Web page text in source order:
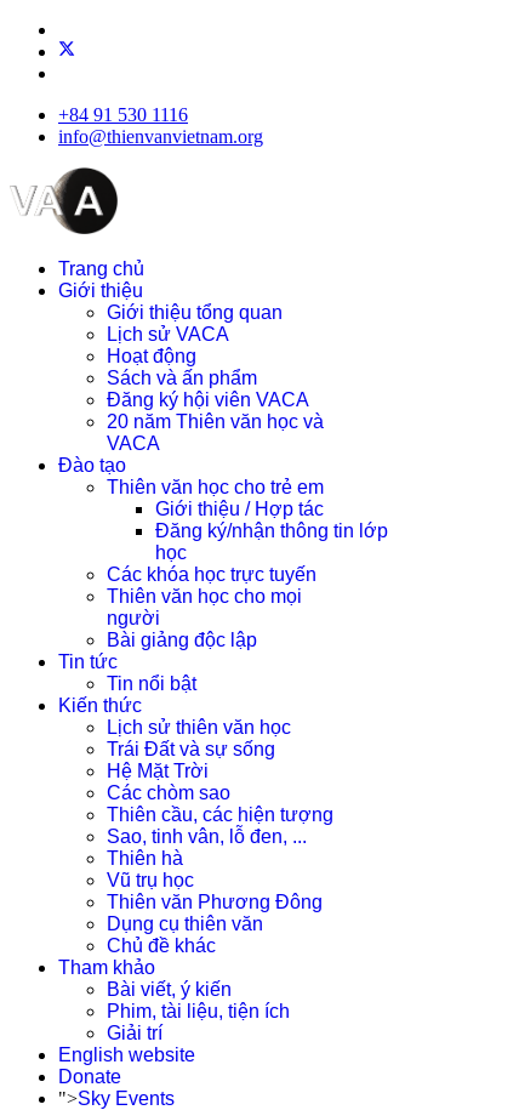
+84 91 530 1116
info@thienvanvietnam.org
Trang chủ
Giới thiệu
Giới thiệu tổng quan
Lịch sử VACA
Hoạt động
Sách và ấn phẩm
Đăng ký hội viên VACA
20 năm Thiên văn học và
VACA
Đào tạo
Thiên văn học cho trẻ em
Giới thiệu / Hợp tác
Đăng ký/nhận thông tin lớp
học
Các khóa học trực tuyến
Thiên văn học cho mọi
người
Bài giảng độc lập
Tin tức
Tin nổi bật
Kiến thức
Lịch sử thiên văn học
Trái Đất và sự sống
Hệ Mặt Trời
Các chòm sao
Thiên cầu, các hiện tượng
Sao, tinh vân, lỗ đen, ...
Thiên hà
Vũ trụ học
Thiên văn Phương Đông
Dụng cụ thiên văn
Chủ đề khác
Tham khảo
Bài viết, ý kiến
Phim, tài liệu, tiện ích
Giải trí
English website
Donate
">Sky Events